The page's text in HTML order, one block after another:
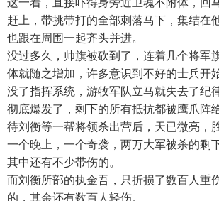
这一着，直接吓得身旁近卫魂不附体，回
赶上，带挑带打的全部刺落马下，集结在
也跟在周围一起齐头并进。
没过多久，帅旗被砍到了，连着几个将军
体就随之增加，许多意识到不好的士兵开
没了指挥系统，游牧军队立马就失去了纪
彻底爆发了，剩下的所有抵抗都被鹰爪阵
待刘衡等一帮将领杀出营后，天已微亮，
一个晚上，一个奇袭，两万大军被杀的剩
其中还有不少带伤的。
而刘衡所部的执金吾，只折损了数百人重
的，其余还有数百人轻伤。